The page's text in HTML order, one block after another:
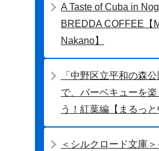
A Taste of Cuba in
BREDDA COFFEE【
Nakano】
「中野区立平和の森公
で、バーベキューを楽
う！紅葉編【まるっと
＜シルクロード文庫